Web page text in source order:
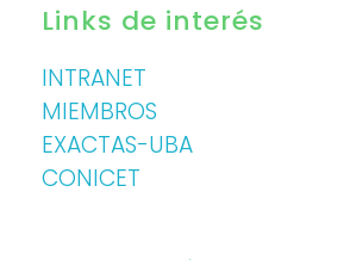
Links de interés
INTRANET
MIEMBROS
EXACTAS-UBA
CONICET